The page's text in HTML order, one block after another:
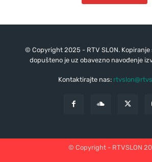
© Copyright 2025 - RTV SLON.
dopušteno je uz obavezno navođenje
Kontaktirajte nas:
© Copyright - RTVSLON